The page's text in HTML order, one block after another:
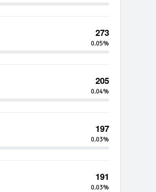
273
0.05%
205
0.04%
197
0.03%
191
0.03%